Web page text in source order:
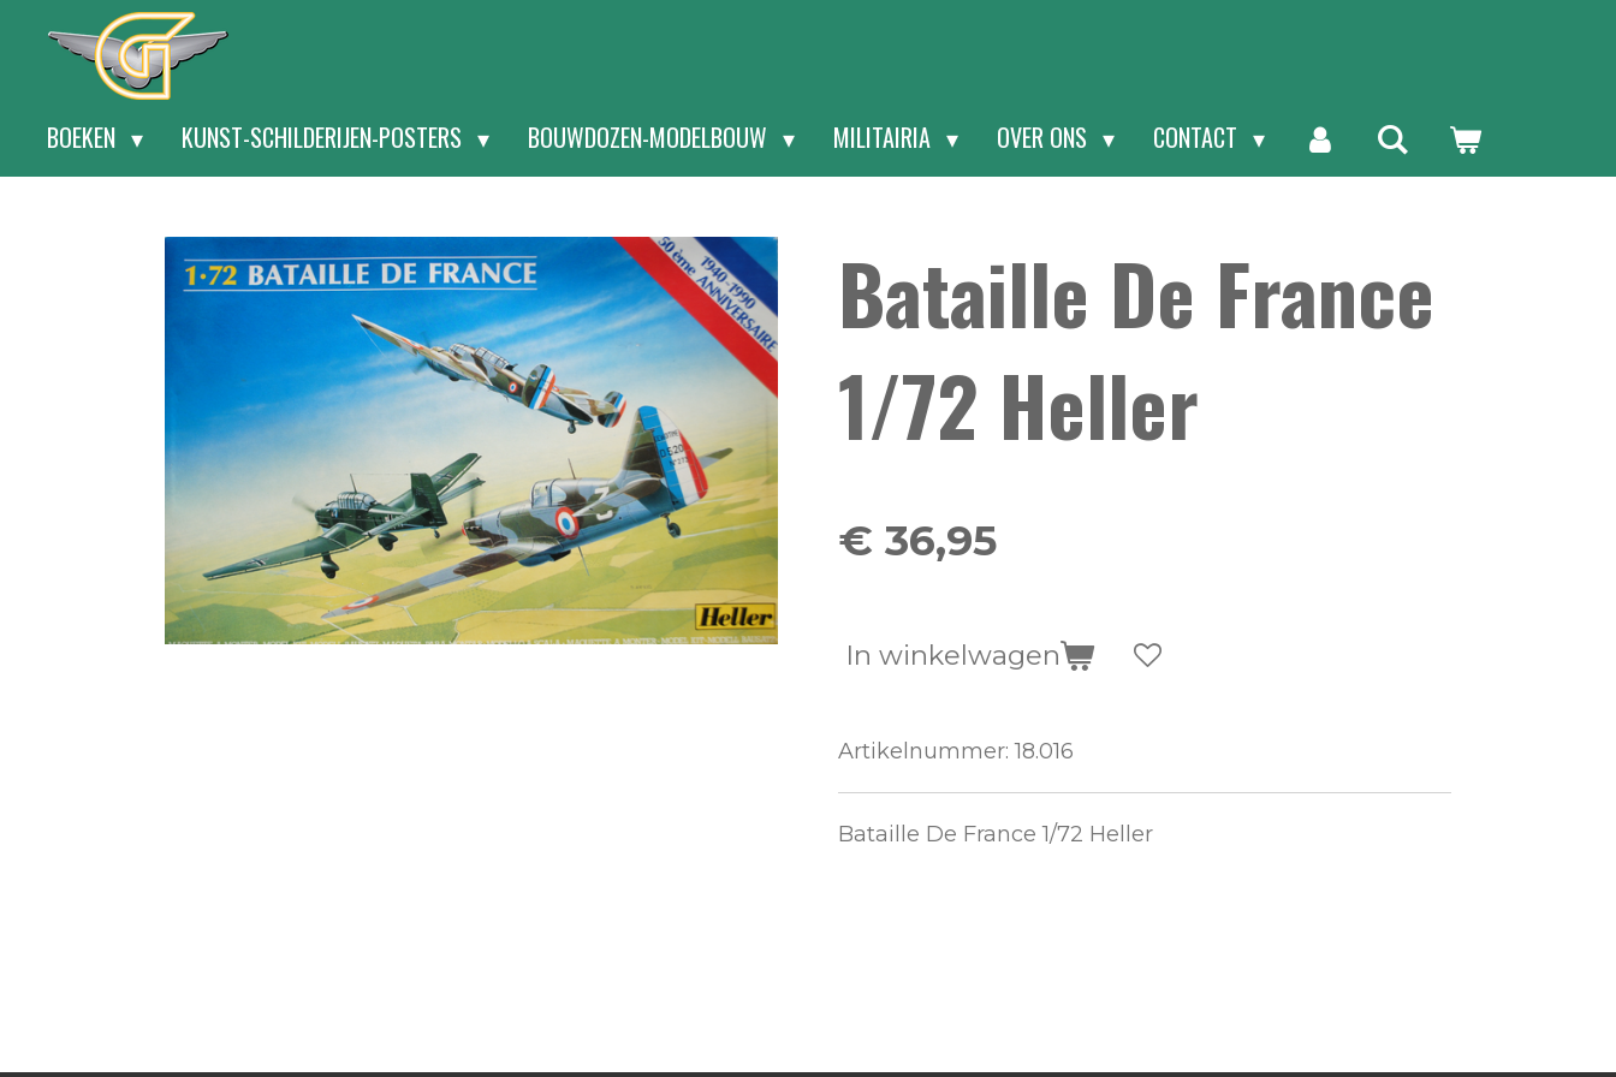
hoofdinhoud
BOEKEN KUNST-SCHILDERIJEN-POSTERS BOUWDOZEN-MODELBOUW MILITAIRIA OVER ONS CONTACT
Bataille De France
1/72 Heller
€ 36,95
In winkelwagen
Artikelnummer: 18.016
Bataille De France 1/72 Heller